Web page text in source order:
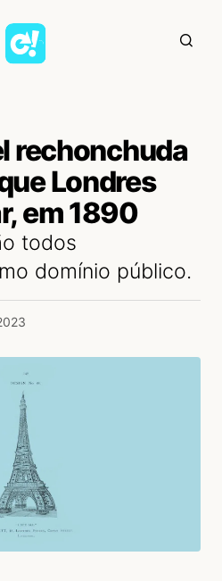
rechonchuda
Londres
em 1890
todos
domínio público.